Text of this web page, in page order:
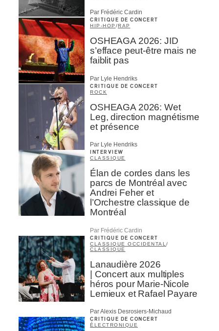
Par Frédéric Cardin
CRITIQUE DE CONCERT
HIP-HOP /RAP
OSHEAGA 2026: JID
s’efface peut-être mais ne
faiblit pas
Par Lyle Hendriks
CRITIQUE DE CONCERT
ROCK
OSHEAGA 2026: Wet
Leg, direction magnétisme
et présence
Par Lyle Hendriks
INTERVIEW
CLASSIQUE
Élan de cordes dans les
parcs de Montréal avec
Andrei Feher et
l’Orchestre classique de
Montréal
Par Frédéric Cardin
CRITIQUE DE CONCERT
CLASSIQUE OCCIDENTAL /
CLASSIQUE
Lanaudière 2026
| Concert aux multiples
héros pour Marie-Nicole
Lemieux et Rafael Payare
Par Alexis Desrosiers-Michaud
CRITIQUE DE CONCERT
ÉLECTRONIQUE